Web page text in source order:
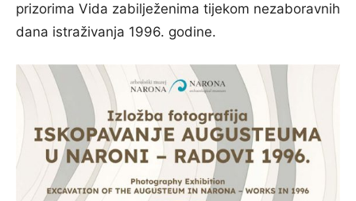
prizorima Vida zabilježenima tijekom nezaboravnih
dana istraživanja 1996. godine.